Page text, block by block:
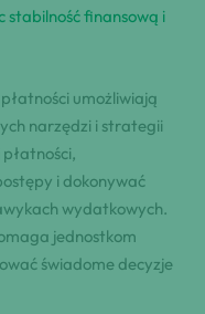
stabilność finansową i
umożliwiają
narzędzi i strategii
i dokonywać
wydatkowych.
jednostkom
świadome decyzje